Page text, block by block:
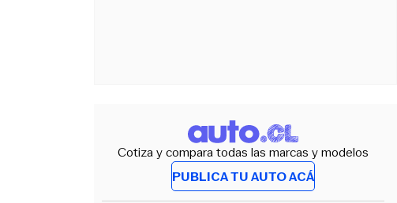
Cotiza y compara todas las marcas y modelos
PUBLICA TU AUTO ACÁ